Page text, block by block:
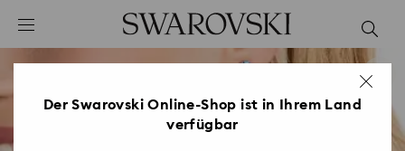
Liste Tastaturkürzel
0 - Header
2 - Footer
Der Swarovski Online-Shop ist in Ihrem Land
verfügbar